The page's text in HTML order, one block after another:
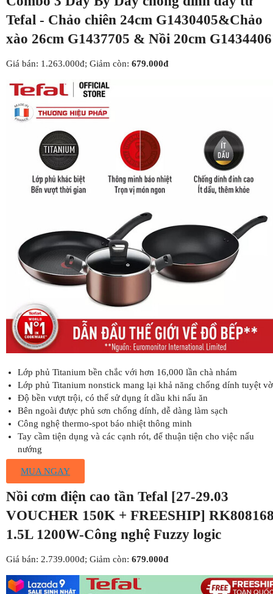
Tefal - Chảo chiên 24cm G1430405&Chảo
xào 26cm G1437705 & Nồi 20cm G1434406
Giá bán: 1.263.000đ; Giảm còn: 679.000đ
Lớp phủ Titanium bền chắc với hơn 16,000 lần chà nhám
Lớp phủ Titanium nonstick mang lại khả năng chống dính tuyệt
Độ bền vượt trội, có thể sử dụng ít dầu khi nấu ăn
Bên ngoài được phủ sơn chống dính, dễ dàng làm sạch
Công nghệ thermo-spot báo nhiệt thông minh
Tay cầm tiện dụng và các cạnh rót, để thuận tiện cho việc nấu
nướng
MUA NGAY
Nồi cơm điện cao tần Tefal [27-29.03
VOUCHER 150K + FREESHIP]
1.5L 1200W-Công nghệ Fuzzy logic
Giá bán: 2.739.000đ; Giảm còn: 679.000đ